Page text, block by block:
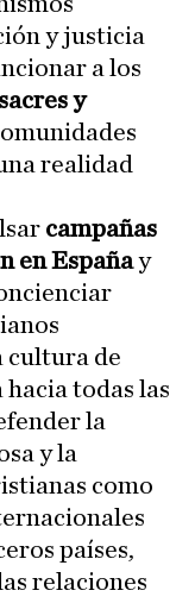
y justicia
a los
y
realidad
campañas
en Españay
cultura de
todas las
la
y la
como
países,
relaciones